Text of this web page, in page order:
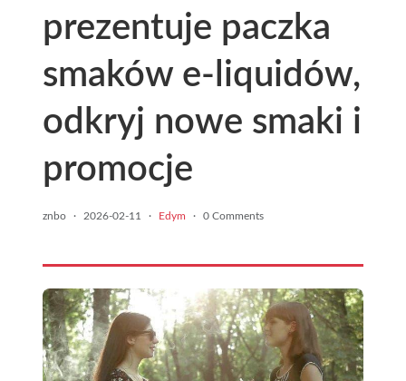
prezentuje paczka
smaków e-liquidów,
odkryj nowe smaki i
promocje
znbo · 2026-02-11 · Edym · 0 Comments